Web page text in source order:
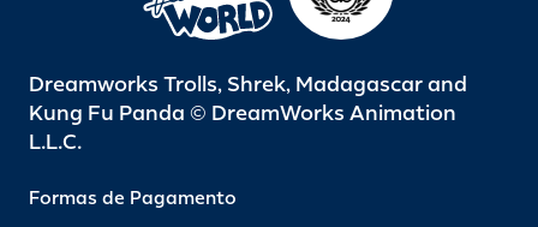
Dreamworks Trolls, Shrek, Madagascar and
Kung Fu Panda © DreamWorks Animation
L.L.C.
Formas de Pagamento